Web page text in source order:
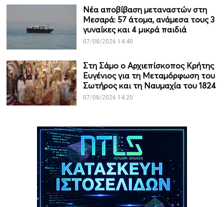
Νέα αποβίβαση μεταναστών στη
Μεσαρά: 57 άτομα, ανάμεσα τους 3
γυναίκες και 4 μικρά παιδιά
07/08/2026 14:40
Στη Σάμο ο Αρχιεπίσκοπος Κρήτης
Ευγένιος για τη Μεταμόρφωση του
Σωτήρος και τη Ναυμαχία του 1824
07/08/2026 14:20